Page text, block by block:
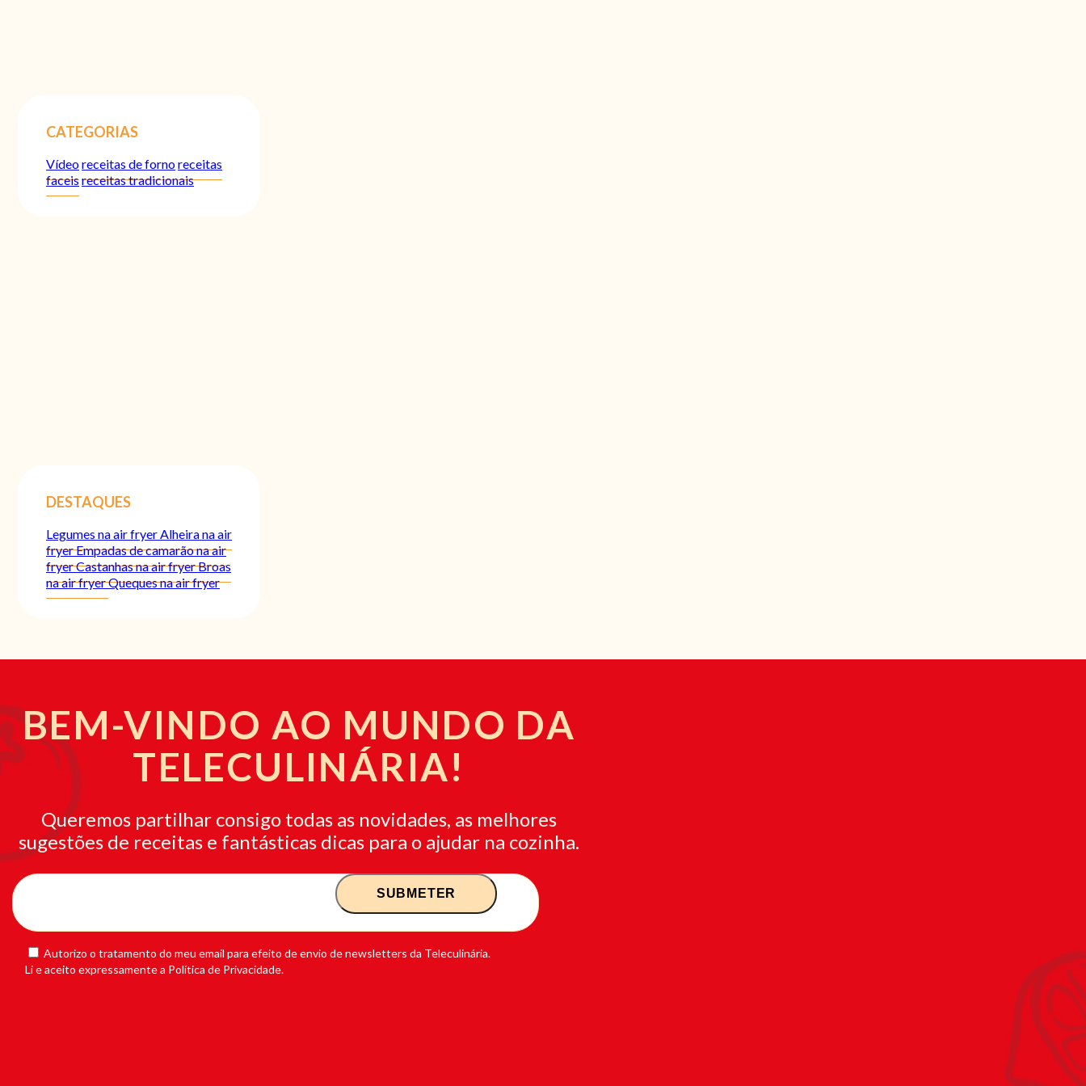
CATEGORIAS
Vídeoreceitas de fornoreceitas
faceisreceitas tradicionais
DESTAQUES
Legumes na air fryerAlheira na air
fryerEmpadas de camarão na air
fryerCastanhas na air fryerBroas
na air fryerQueques na air fryer
BEM-VINDO AO MUNDO DA
TELECULINÁRIA!
Queremos partilhar consigo todas as novidades, as melhores
sugestões de receitas e fantásticas dicas para o ajudar na cozinha.
Autorizo o tratamento do meu email para efeito de envio de newsletters da Teleculinária.
Li e aceito expressamente a Política de Privacidade.